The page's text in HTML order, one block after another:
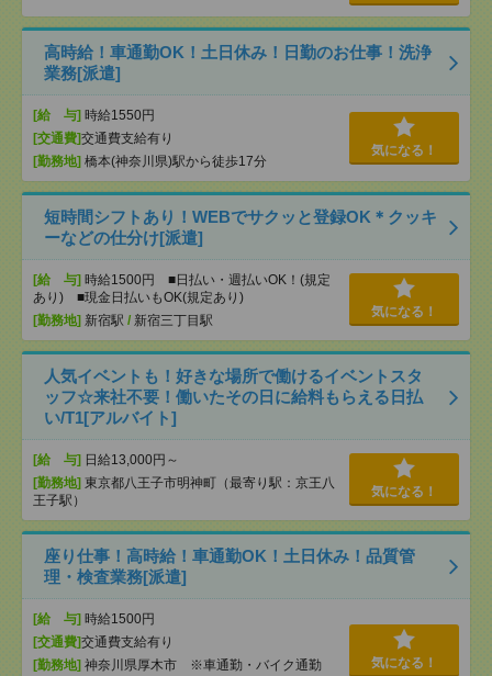
高時給！車通勤OK！土日休み！日勤のお仕事！洗浄
業務[派遣]
[給 与] 時給1550円
[交通費]交通費支給有り
[勤務地] 橋本(神奈川県)駅から徒歩17分
気になる！
短時間シフトあり！WEBでサクッと登録OK＊クッキ
ーなどの仕分け[派遣]
[給 与] 時給1500円 ■日払い・週払いOK！(規定
あり) ■現金日払いもOK(規定あり)
[勤務地] 新宿駅 / 新宿三丁目駅
気になる！
人気イベントも！好きな場所で働けるイベントスタ
ッフ☆来社不要！働いたその日に給料もらえる日払
い/T1[アルバイト]
[給 与] 日給13,000円～
[勤務地] 東京都八王子市明神町（最寄り駅：京王八
王子駅）
気になる！
座り仕事！高時給！車通勤OK！土日休み！品質管
理・検査業務[派遣]
[給 与] 時給1500円
[交通費]交通費支給有り
[勤務地] 神奈川県厚木市 ※車通勤・バイク通勤
気になる！